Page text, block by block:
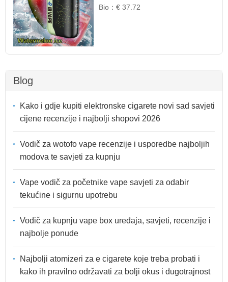
Bio：€ 37.72
Blog
Kako i gdje kupiti elektronske cigarete novi sad savjeti
cijene recenzije i najbolji shopovi 2026
Vodič za wotofo vape recenzije i usporedbe najboljih
modova te savjeti za kupnju
Vape vodič za početnike vape savjeti za odabir
tekućine i sigurnu upotrebu
Vodič za kupnju vape box uređaja, savjeti, recenzije i
najbolje ponude
Najbolji atomizeri za e cigarete koje treba probati i
kako ih pravilno održavati za bolji okus i dugotrajnost